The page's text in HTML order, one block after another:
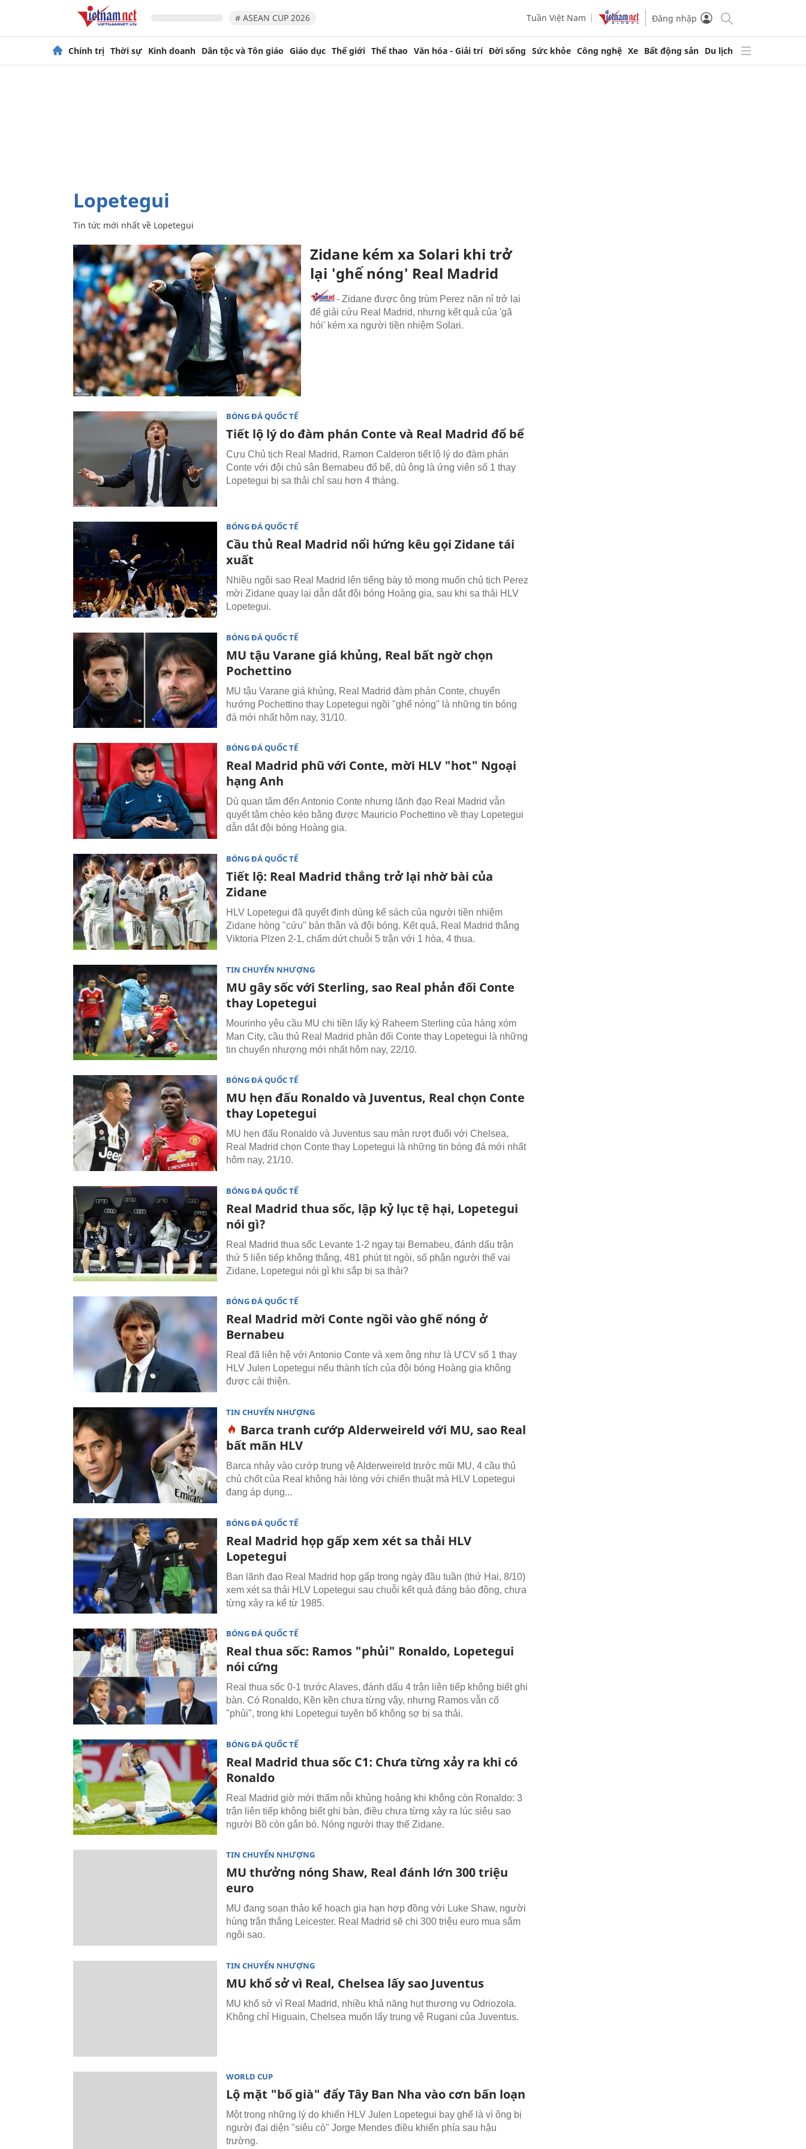
# ASEAN CUP 2026 Tuần Việt Nam Đăng nhập
Chính trị Thời sự Kinh doanh Dân tộc và Tôn giáo Giáo dục Thế giới Thể thao Văn hóa - Giải trí Đời sống Sức khỏe Công nghệ Xe Bất động sản Du lịch
Lopetegui
Tin tức mới nhất về Lopetegui
Zidane kém xa Solari khi trở
lại 'ghế nóng' Real Madrid
- Zidane được ông trùm Perez năn nỉ trở lại
để giải cứu Real Madrid, nhưng kết quả của 'gã
hói' kém xa người tiền nhiệm Solari.
BÓNG ĐÁ QUỐC TẾ
Tiết lộ lý do đàm phán Conte và Real Madrid đổ bể
Cựu Chủ tịch Real Madrid, Ramon Calderon tiết lộ lý do đàm phán
Conte với đội chủ sân Bernabeu đổ bể, dù ông là ứng viên số 1 thay
Lopetegui bị sa thải chỉ sau hơn 4 tháng.
BÓNG ĐÁ QUỐC TẾ
Cầu thủ Real Madrid nổi hứng kêu gọi Zidane tái
xuất
Nhiều ngôi sao Real Madrid lên tiếng bày tỏ mong muốn chủ tịch Perez
mời Zidane quay lại dẫn dắt đội bóng Hoàng gia, sau khi sa thải HLV
Lopetegui.
BÓNG ĐÁ QUỐC TẾ
MU tậu Varane giá khủng, Real bất ngờ chọn
Pochettino
MU tậu Varane giá khủng, Real Madrid đàm phán Conte, chuyển
hướng Pochettino thay Lopetegui ngồi "ghế nóng" là những tin bóng
đá mới nhất hôm nay, 31/10.
BÓNG ĐÁ QUỐC TẾ
Real Madrid phũ với Conte, mời HLV "hot" Ngoại
hạng Anh
Dù quan tâm đến Antonio Conte nhưng lãnh đạo Real Madrid vẫn
quyết tâm chèo kéo bằng được Mauricio Pochettino về thay Lopetegui
dẫn dắt đội bóng Hoàng gia.
BÓNG ĐÁ QUỐC TẾ
Tiết lộ: Real Madrid thắng trở lại nhờ bài của
Zidane
HLV Lopetegui đã quyết định dùng kế sách của người tiền nhiệm
Zidane hòng "cứu" bản thân và đội bóng. Kết quả, Real Madrid thắng
Viktoria Plzen 2-1, chấm dứt chuỗi 5 trận với 1 hòa, 4 thua.
TIN CHUYỂN NHƯỢNG
MU gây sốc với Sterling, sao Real phản đối Conte
thay Lopetegui
Mourinho yêu cầu MU chi tiền lấy ký Raheem Sterling của hàng xóm
Man City, cầu thủ Real Madrid phản đối Conte thay Lopetegui là những
tin chuyển nhượng mới nhất hôm nay, 22/10.
BÓNG ĐÁ QUỐC TẾ
MU hẹn đấu Ronaldo và Juventus, Real chọn Conte
thay Lopetegui
MU hẹn đấu Ronaldo và Juventus sau màn rượt đuổi với Chelsea,
Real Madrid chọn Conte thay Lopetegui là những tin bóng đá mới nhất
hôm nay, 21/10.
BÓNG ĐÁ QUỐC TẾ
Real Madrid thua sốc, lập kỷ lục tệ hại, Lopetegui
nói gì?
Real Madrid thua sốc Levante 1-2 ngay tại Bernabeu, đánh dấu trận
thứ 5 liên tiếp không thắng, 481 phút tịt ngòi, số phận người thế vai
Zidane, Lopetegui nói gì khi sắp bị sa thải?
BÓNG ĐÁ QUỐC TẾ
Real Madrid mời Conte ngồi vào ghế nóng ở
Bernabeu
Real đã liên hệ với Antonio Conte và xem ông như là ƯCV số 1 thay
HLV Julen Lopetegui nếu thành tích của đội bóng Hoàng gia không
được cải thiện.
TIN CHUYỂN NHƯỢNG
Barca tranh cướp Alderweireld với MU, sao Real
bất mãn HLV
Barca nhảy vào cướp trung vệ Alderweireld trước mũi MU, 4 cầu thủ
chủ chốt của Real không hài lòng với chiến thuật mà HLV Lopetegui
đang áp dụng...
BÓNG ĐÁ QUỐC TẾ
Real Madrid họp gấp xem xét sa thải HLV
Lopetegui
Ban lãnh đạo Real Madrid họp gấp trong ngày đầu tuần (thứ Hai, 8/10)
xem xét sa thải HLV Lopetegui sau chuỗi kết quả đáng báo động, chưa
từng xảy ra kể từ 1985.
BÓNG ĐÁ QUỐC TẾ
Real thua sốc: Ramos "phủi" Ronaldo, Lopetegui
nói cứng
Real thua sốc 0-1 trước Alaves, đánh dấu 4 trận liên tiếp không biết ghi
bàn. Có Ronaldo, Kền kền chưa từng vậy, nhưng Ramos vẫn cố
"phủi", trong khi Lopetegui tuyên bố không sợ bị sa thải.
BÓNG ĐÁ QUỐC TẾ
Real Madrid thua sốc C1: Chưa từng xảy ra khi có
Ronaldo
Real Madrid giờ mới thấm nỗi khủng hoảng khi không còn Ronaldo: 3
trận liên tiếp không biết ghi bàn, điều chưa từng xảy ra lúc siêu sao
người Bồ còn gắn bó. Nóng người thay thế Zidane.
TIN CHUYỂN NHƯỢNG
MU thưởng nóng Shaw, Real đánh lớn 300 triệu
euro
MU đang soạn thảo kế hoạch gia hạn hợp đồng với Luke Shaw, người
hùng trận thắng Leicester. Real Madrid sẽ chi 300 triệu euro mua sắm
ngôi sao.
TIN CHUYỂN NHƯỢNG
MU khổ sở vì Real, Chelsea lấy sao Juventus
MU khổ sở vì Real Madrid, nhiều khả năng hụt thương vụ Odriozola.
Không chỉ Higuain, Chelsea muốn lấy trung vệ Rugani của Juventus.
WORLD CUP
Lộ mặt "bố già" đẩy Tây Ban Nha vào cơn bấn loạn
Một trong những lý do khiến HLV Julen Lopetegui bay ghế là vì ông bị
người đại diện "siêu cò" Jorge Mendes điều khiển phía sau hậu
trường.